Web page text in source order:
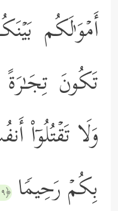
أَمۡوَ ٰ⁠لَكُم
تَكُونَ
وَلَا تَقۡتُلُوۤاْ
بِكُمۡ رَحِیمࣰا ﴿٢٩﴾